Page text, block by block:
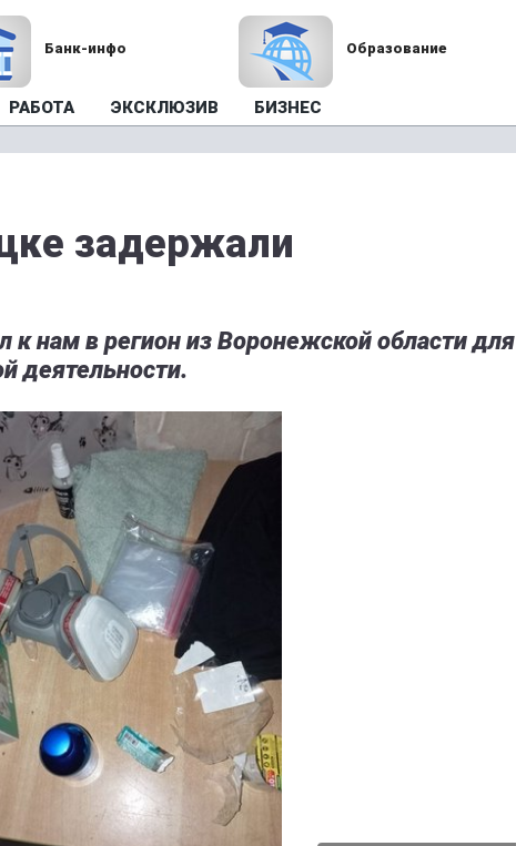
Банк-инфо Образование
РАБОТА ЭКСКЛЮЗИВ БИЗНЕС
задержали
нам в регион из Воронежской области для
деятельности.